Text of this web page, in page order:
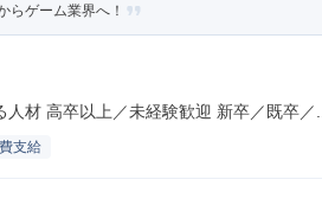
らゲーム業界へ！
材 高卒以上／未経験歓迎 新卒／既卒／...
支給